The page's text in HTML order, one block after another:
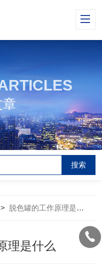
> 脱色罐的工作原理是什么
理是什么